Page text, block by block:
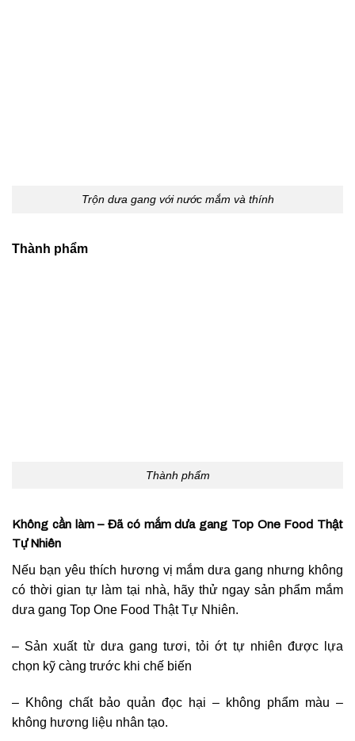
Trộn dưa gang với nước mắm và thính
Thành phẩm
Thành phẩm
Không cần làm – Đã có mắm dưa gang Top One Food Thật
Tự Nhiên
Nếu bạn yêu thích hương vị mắm dưa gang nhưng không
có thời gian tự làm tại nhà, hãy thử ngay sản phẩm mắm
dưa gang Top One Food Thật Tự Nhiên.
– Sản xuất từ dưa gang tươi, tỏi ớt tự nhiên được lựa
chọn kỹ càng trước khi chế biến
– Không chất bảo quản đọc hại – không phẩm màu –
không hương liệu nhân tạo.